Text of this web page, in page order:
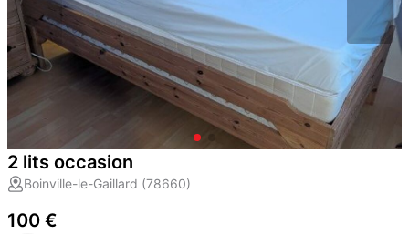
2 lits occasion
Boinville-le-Gaillard (78660)
100 €